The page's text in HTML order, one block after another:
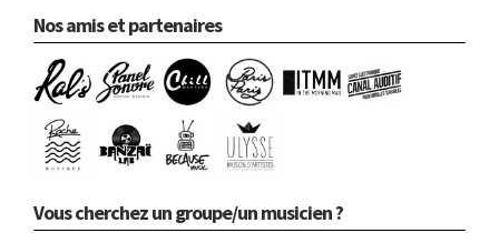
Nos amis et partenaires
Vous cherchez un groupe/un musicien ?